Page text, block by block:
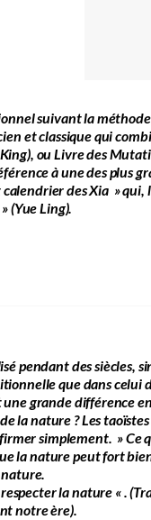
suivant la méthode
et classique qui
ou Livre des
à une des plus
des Xia »
(Yue Ling).
pendant des siècles,
que dans celui
grande différence
la nature ? Les
simplement. » Ce
la nature peut fort
nature.
la nature « .
notre ère).